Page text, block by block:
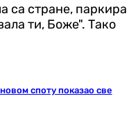
са стране, паркира
ти, Боже". Тако
споту показао све